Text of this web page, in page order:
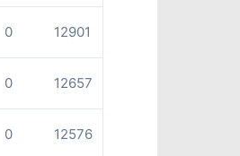
0 12901
0 12657
0 12576